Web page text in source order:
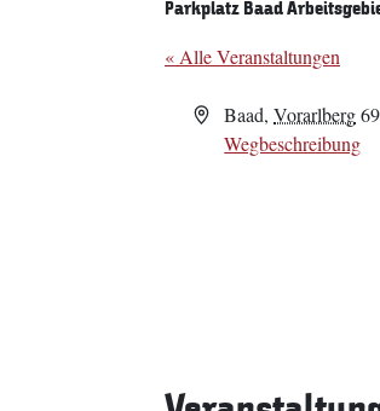
Parkplatz Baad
« Alle Veranstaltungen
Adresse
Baad, Vorarlberg
Wegbeschreibung